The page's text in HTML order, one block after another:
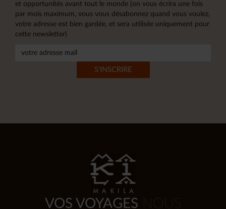
et opportunités avant tout le monde (on vous écrira une fois
par mois maximum, vous vous désabonnez quand vous voulez,
votre adresse est bien gardée, et sera utilisée uniquement pour
cette newsletter)
VOS VOYAGES NOUS